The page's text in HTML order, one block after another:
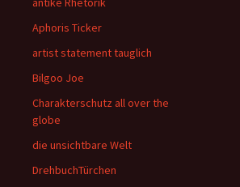
Aphoris Ticker
artist statement tauglich
Bilgoo Joe
Charakterschutz all over the
globe
die unsichtbare Welt
DrehbuchTürchen